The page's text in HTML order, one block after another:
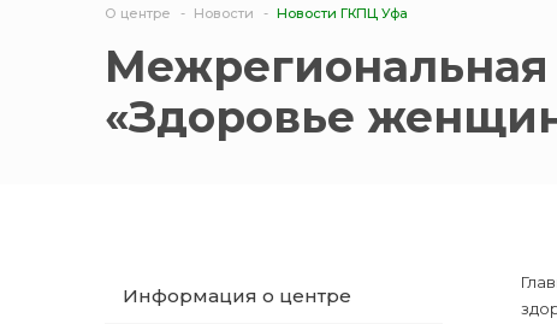
О центре Новости Новости ГКПЦ Уфа
«Здоровье
Информация о центре